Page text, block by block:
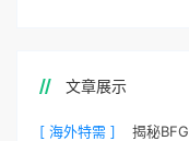
文章展示
[ 海外特需 ]